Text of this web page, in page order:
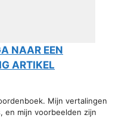
NAAR EEN
ARTIKEL
Mijn vertalingen
en mijn voorbeelden zijn